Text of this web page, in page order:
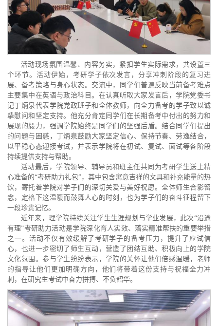
活动现场氛围温馨、内容务实，紧扣学生实际需求，共设置三
个环节。活动伊始，考研学子依次发言，分享冲刺阶段的复习进
展、备考策略与身心状态。交流中，同学们普遍反映当前备考难点
主要集中在英语与政治科目。在认真听取大家发言后，学院党委书
记丁炳泉代表学院党政班子和全体教师，向全力备考的学子致以诚
挚慰问和坚定支持。他充分肯定同学们在长期备考中付出的努力和
展现的毅力，强调学院始终是同学们的坚强后盾。结合同学们提出
的问题与困惑，丁炳泉鼓励大家坚定信心、保持节奏、劳逸结合，
以平稳心态迎接考试，并表示学院将在初试、复试、面试等各阶段
持续提供支持与帮助。
活动最后，学院领导、辅导员和班主任共同为考研学生送上精
心准备的“考研助力礼包”，其中包含寓意吉祥的文具和补充能量的热
饮，寄托着学院对学子们的深切关爱与美好祝愿。全体师生合影留
念，定格下这温暖而鼓舞人心的时刻，也为学子们的奋斗征程留下
一段珍贵记忆。
近年来，理学院持续关注学生生涯规划与学业发展，此次“沿途
有理”考研助力活动是学院深化育人实效、落实精准帮扶的重要举措
之一。活动不仅有效缓解了考研学子的备考压力，提升了应试信
心，也进一步密切了师生互动，营造了团结互助、积极向上的学院
文化氛围。参与学生纷纷表示，学院的关怀让他们倍感温暖，老师
的指导让他们更加明确方向，他们将带着这份支持与祝福全力冲
刺，在研究生考试中奋力拼搏、不负韶华。